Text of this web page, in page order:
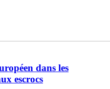
dans les
escrocs